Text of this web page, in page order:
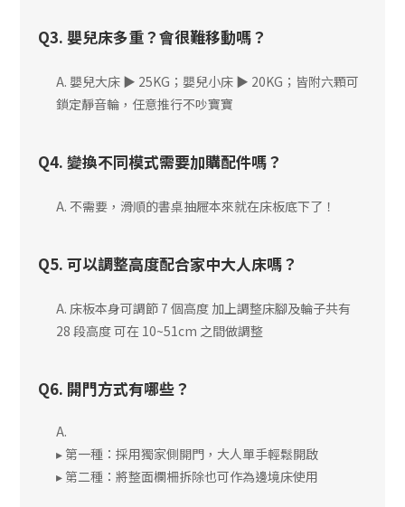
Q3. 嬰兒床多重？會很難移動嗎？
A. 嬰兒大床 ▶ 25KG；嬰兒小床 ▶ 20KG；皆附六顆可
鎖定靜音輪，任意推行不吵寶寶
Q4. 變換不同模式需要加購配件嗎？
A. 不需要，滑順的書桌抽屜本來就在床板底下了！
Q5. 可以調整高度配合家中大人床嗎？
A. 床板本身可調節 7 個高度 加上調整床腳及輪子共有
28 段高度 可在 10~51cm 之間做調整
Q6. 開門方式有哪些？
A.
▸ 第一種：採用獨家側開門，大人單手輕鬆開啟
▸ 第二種：將整面欄柵拆除也可作為邊境床使用